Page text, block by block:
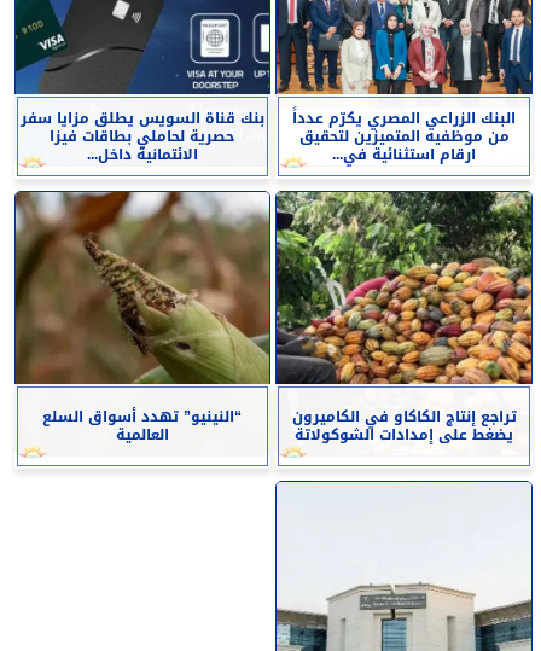
البنك الزراعي المصري يكرّم عدداً
من موظفيه المتميزين لتحقيق
ارقام استثنائية في...
بنك قناة السويس يطلق مزايا سفر
حصرية لحاملي بطاقات فيزا
الائتمانية داخل...
تراجع إنتاج الكاكاو في الكاميرون
يضغط على إمدادات الشوكولاتة
“النينيو” تهدد أسواق السلع
العالمية